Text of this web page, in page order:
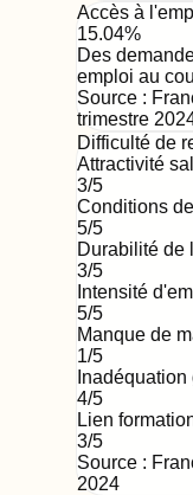
Accès à
15.04%
Des
emploi au
Source :
trimestre
Difficulté de
Attractivité
3/5
Conditions
5/5
Durabilité de
3/5
Intensité
5/5
Manque de
1/5
4/5
Lien
3/5
Source :
2024